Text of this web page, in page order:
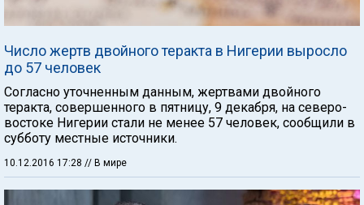
Число жертв двойного теракта в Нигерии выросло
до 57 человек
Согласно уточненным данным, жертвами двойного
теракта, совершенного в пятницу, 9 декабря, на северо-
востоке Нигерии стали не менее 57 человек, сообщили в
субботу местные источники.
10.12.2016 17:28 // В мире